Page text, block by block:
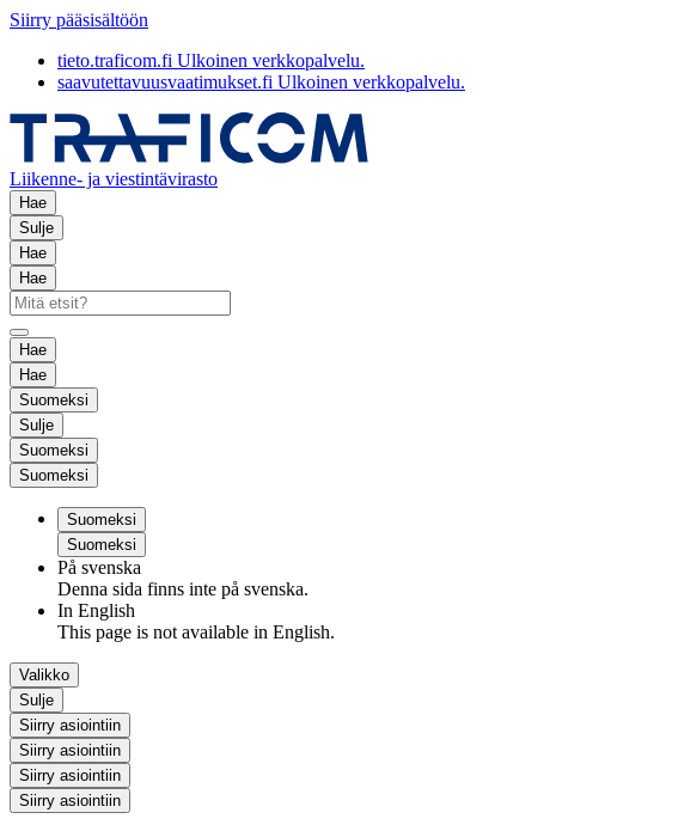
Siirry pääsisältöön
tieto.traficom.fi Ulkoinen verkkopalvelu.
saavutettavuusvaatimukset.fi Ulkoinen verkkopalvelu.
Liikenne- ja viestintävirasto
Hae
Sulje
Hae
Hae
Hae
Hae
Suomeksi
Sulje
Suomeksi
Suomeksi
Suomeksi
Suomeksi
På svenska
Denna sida finns inte på svenska.
In English
This page is not available in English.
Valikko
Sulje
Siirry asiointiin
Siirry asiointiin
Siirry asiointiin
Siirry asiointiin